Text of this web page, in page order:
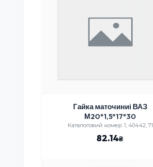
Гайка маточиниі ВАЗ
М20*1,5*17*30
Каталоговий номер: 1, 40442, 71
82.14